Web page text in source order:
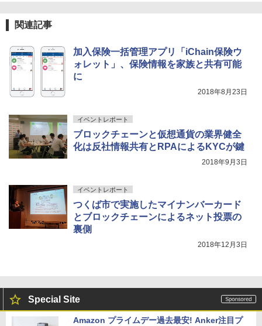
関連記事
加入保険一括管理アプリ「iChain保険ウ
ォレット」、保険情報を家族と共有可能
に
2018年8月23日
イベントレポート
ブロックチェーンと仮想通貨の業界健全
化は反社情報共有とRPAによるKYCが鍵
2018年9月3日
イベントレポート
つくば市で実施したマイナンバーカード
とブロックチェーンによるネット投票の
裏側
2018年12月3日
Special Site
Amazon プライムデー過去最安! Anker注目プ